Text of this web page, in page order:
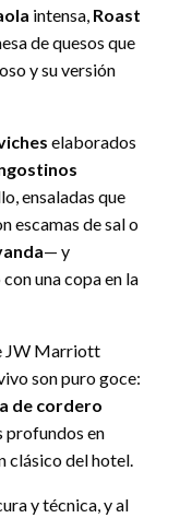
intensa, Roast
de quesos que
y su versión
elaborados
ensaladas que
escamas de sal o
— y
una copa en la
JW Marriott
son puro goce:
de cordero
profundos en
clásico del hotel.
y técnica, y al